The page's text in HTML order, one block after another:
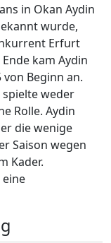
in Okan Aydin
wurde,
Erfurt
kam Aydin
Beginn an.
weder
Rolle. Aydin
die wenige
Saison wegen
Kader.